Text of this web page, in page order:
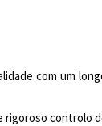
com um
controlo